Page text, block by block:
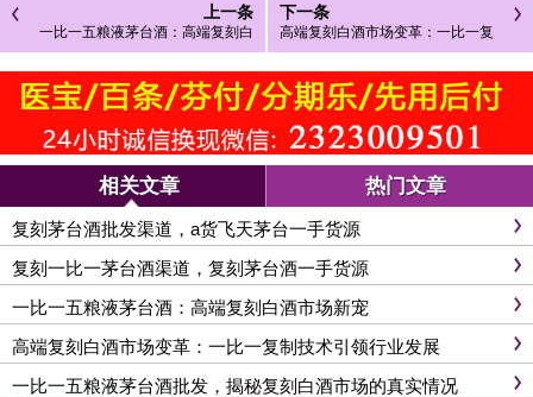
上一条
一比一五粮液茅台酒：高端复刻白
下一条
高端复刻白酒市场变革：一比一复
相关文章 热门文章
复刻茅台酒批发渠道，a货飞天茅台一手货源
复刻一比一茅台酒渠道，复刻茅台酒一手货源
一比一五粮液茅台酒：高端复刻白酒市场新宠
高端复刻白酒市场变革：一比一复制技术引领行业发展
一比一五粮液茅台酒批发，揭秘复刻白酒市场的真实情况